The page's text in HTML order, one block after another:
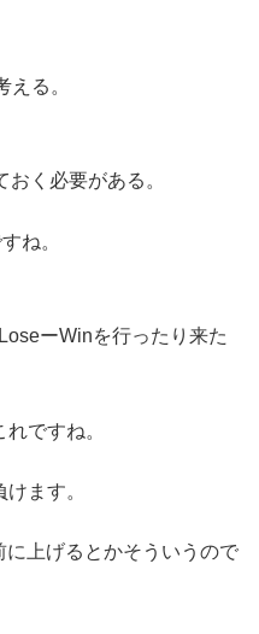
る。
く必要がある。
ね。
ーWinを行ったり来た
ですね。
ます。
上げるとかそういうので